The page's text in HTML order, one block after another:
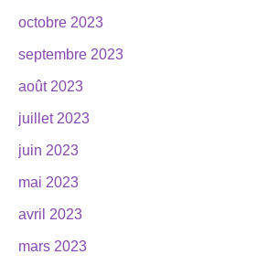
octobre 2023
septembre 2023
août 2023
juillet 2023
juin 2023
mai 2023
avril 2023
mars 2023